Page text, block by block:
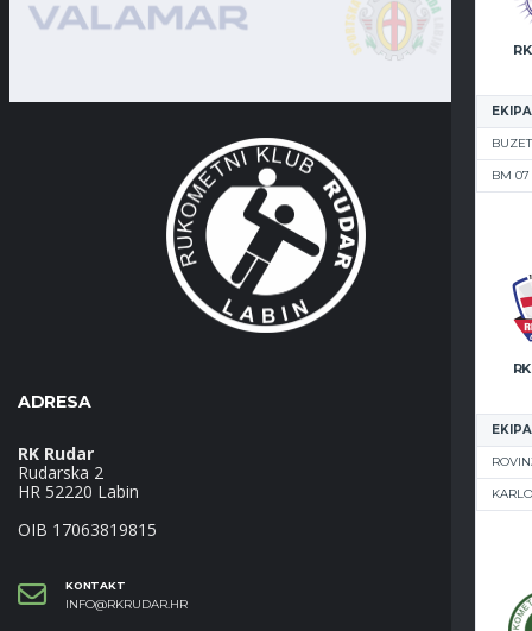
EKIPA
BUZET
BM 07
EKIPA
ADRESA
RK Rudar
Rudarska 2
HR 52220 Labin
OIB 17063819815
KONTAKT
INFO@RKRUDAR.HR